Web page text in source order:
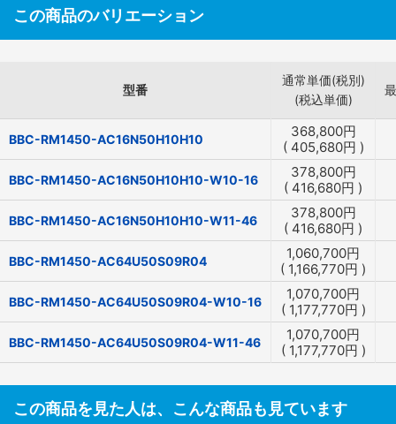
この商品のバリエーション
型番
通常単価(税別)
(税込単価)
BBC-RM1450-AC16N50H10H10 368,800円
( 405,680円 )
BBC-RM1450-AC16N50H10H10-W10-16 378,800円
( 416,680円 )
BBC-RM1450-AC16N50H10H10-W11-46 378,800円
( 416,680円 )
BBC-RM1450-AC64U50S09R04 1,060,700円
( 1,166,770円 )
BBC-RM1450-AC64U50S09R04-W10-16 1,070,700円
( 1,177,770円 )
BBC-RM1450-AC64U50S09R04-W11-46 1,070,700円
( 1,177,770円 )
この商品を見た人は、こんな商品も見ています